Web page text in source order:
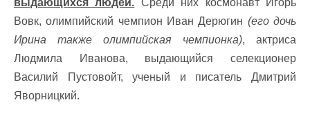
выдающихся людей. Среди них космонавт Игорь
Вовк, олимпийский чемпион Иван Дерюгин (его дочь
Ирина также олимпийская чемпионка), актриса
Людмила Иванова, выдающийся селекционер
Василий Пустовойт, ученый и писатель Дмитрий
Яворницкий.